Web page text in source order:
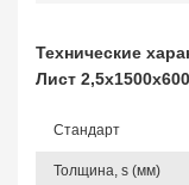
Технические
Лист
Стандарт
Толщина, s (мм)